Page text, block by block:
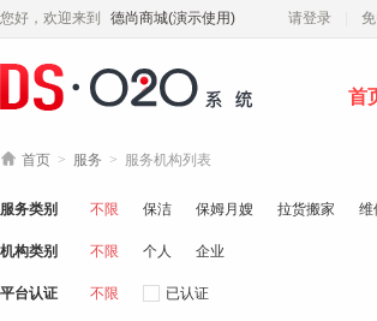
您好，欢迎来到 德尚商城(演示使用) 请登录
首
 首页 > 服务 > 服务机构列表
服务类别 不限 保洁 保姆月嫂 拉货搬家 维
机构类别 不限 个人 企业
平台认证 不限 已认证